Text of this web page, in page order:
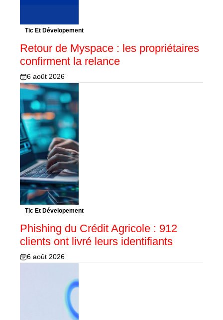
Tic Et Dévelopement
Retour de Myspace : les propriétaires
confirment la relance
6 août 2026
Tic Et Dévelopement
Phishing du Crédit Agricole : 912
clients ont livré leurs identifiants
6 août 2026